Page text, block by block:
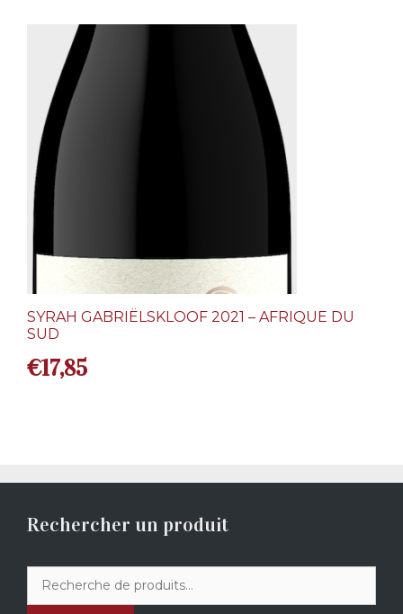
SYRAH GABRIËLSKLOOF 2021 – AFRIQUE DU
SUD
€17,85
Rechercher un produit
pour :